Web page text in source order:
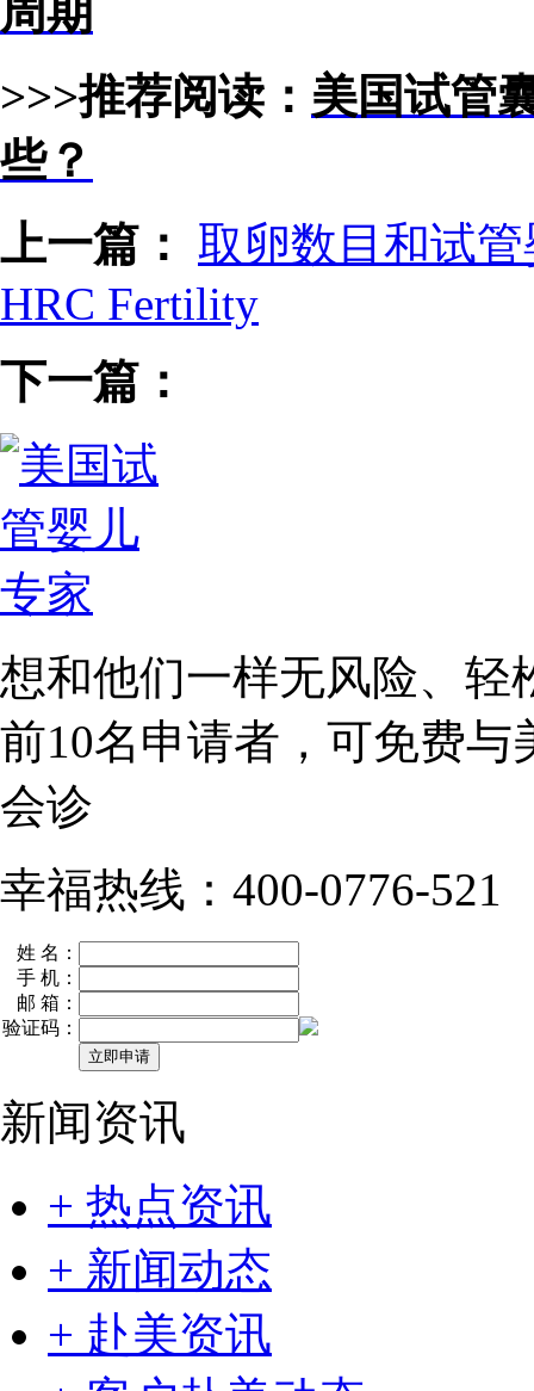
周期
>>>推荐阅读： 美国试管
些？
上一篇： 取卵数目和试
HRC Fertility
下一篇：
想和他们一样无风险、轻
前10名申请者，可免费与
会诊
幸福热线：400-0776-521
姓 名：
手 机：
邮 箱：
验证码：
新闻资讯
+ 热点资讯
+ 新闻动态
+ 赴美资讯